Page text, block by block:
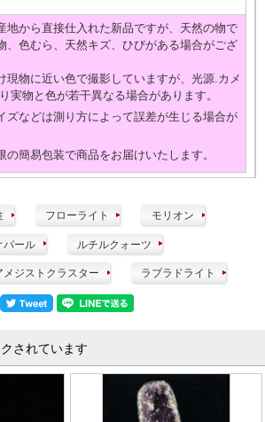
地から直接仕入れた新品ですが、天然の物で
、色むら、天然キズ、ひびがある場合がござ
現物に近い色で撮影していますが、光源.カメ
実物と色が若干異なる場合があります。
ズなどは測り方によって誤差が生じる場合が
簡易包装で商品をお届けいたします。
フローライト モリオン
パール ルチルクォーツ
メジストクラスター ラブラドライト
されています